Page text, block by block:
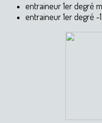
entraineur 1er degré
entraineur 1er degré -